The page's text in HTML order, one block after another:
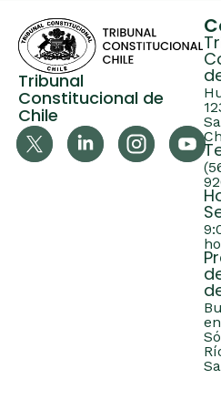
Tribunal
Constitucional de
Chile